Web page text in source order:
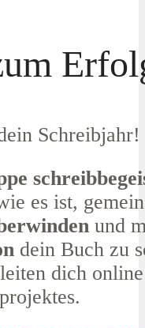
Schreibjahr!
es ist,
und
dein Buch zu
dich